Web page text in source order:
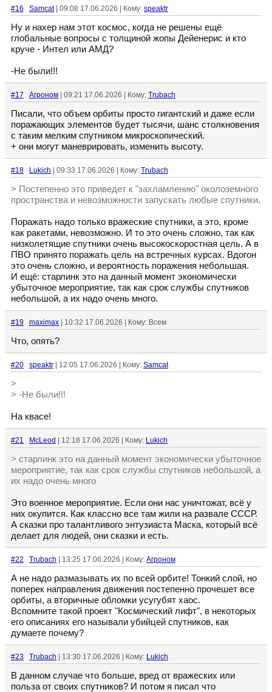
#16 Samcat| 09:08 17.06.2026 | Кому: speaktr
Ну и нахер нам этот космос, когда не решены ещё
глобальные вопросы с толщиной жопы Дейенерис и кто
круче - Интел или АМД?
-Не были!!!
#17 Агроном | 09:21 17.06.2026 | Кому: Trubach
Писали, что объем орбиты просто гигантский и даже если
поражающих элементов будет тысячи, шанс столкновения
с таким мелким спутником микроскопический.
+ они могут маневрировать, изменить высоту.
#18 Lukich | 09:33 17.06.2026 | Кому: Trubach
> Постепенно это приведет к "захламлению" околоземного
пространства и невозможности запускать любые спутники.
Поражать надо только вражеские спутники, а это, кроме
как ракетами, невозможно. И то это очень сложно, так как
низколетящие спутники очень высокоскоростная цель. А в
ПВО принято поражать цель на встречных курсах. Вдогон
это очень сложно, и вероятность поражения небольшая.
И ещё: старлинк это на данный момент экономически
убыточное мероприятие, так как срок службы спутников
небольшой, а их надо очень много.
#19 maximax | 10:32 17.06.2026 | Кому: Всем
Что, опять?
#20 speaktr | 12:05 17.06.2026 | Кому: Samcat
>
> -Не были!!!
На квасе!
#21 McLeod | 12:18 17.06.2026 | Кому: Lukich
> старлинк это на данный момент экономически убыточное
мероприятие, так как срок службы спутников небольшой, а
их надо очень много
Это военное мероприятие. Если они нас уничтожат, всё у
них окупится. Как классно все там жили на развале СССР.
А сказки про талантливого энтузиаста Маска, который всё
делает для людей, они сказки и есть.
#22 Trubach | 13:25 17.06.2026 | Кому: Агроном
А не надо размазывать их по всей орбите! Тонкий слой, но
поперек направления движения постепенно прочешет все
орбиты, а вторичные обломки усугубят хаос.
Вспомните такой проект "Космический лифт", в некоторых
его описаниях его называли убийцей спутников, как
думаете почему?
#23 Trubach | 13:30 17.06.2026 | Кому: Lukich
В данном случае что больше, вред от вражеских или
польза от своих спутников? И потом я писал что